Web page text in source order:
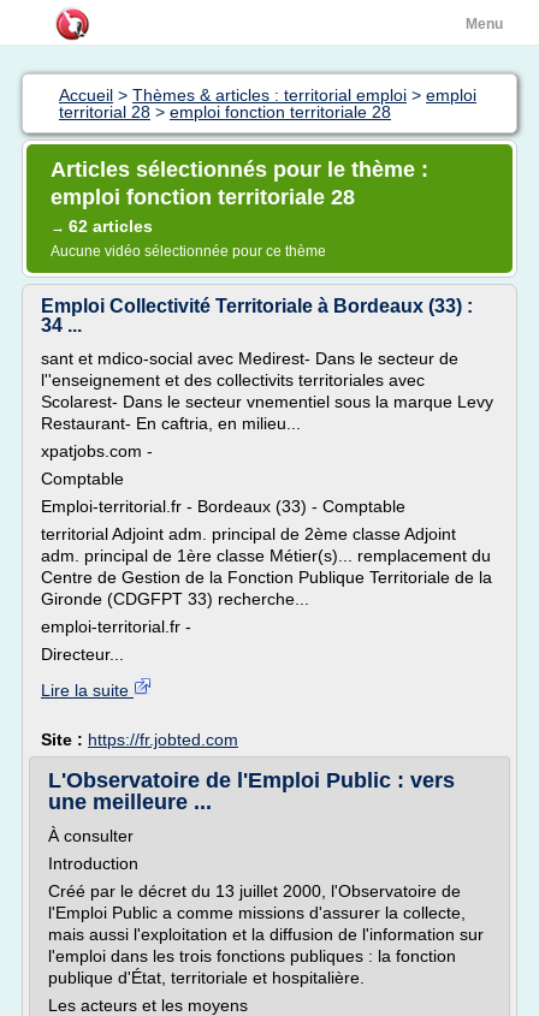
Menu
Accueil > Thèmes & articles : territorial emploi > emploi
territorial 28 > emploi fonction territoriale 28
Articles sélectionnés pour le thème :
emploi fonction territoriale 28
→ 62 articles
Aucune vidéo sélectionnée pour ce thème
Emploi Collectivité Territoriale à Bordeaux (33) :
34 ...
sant et mdico-social avec Medirest- Dans le secteur de
l''enseignement et des collectivits territoriales avec
Scolarest- Dans le secteur vnementiel sous la marque Levy
Restaurant- En caftria, en milieu...
xpatjobs.com -
Comptable
Emploi-territorial.fr - Bordeaux (33) - Comptable
territorial Adjoint adm. principal de 2ème classe Adjoint
adm. principal de 1ère classe Métier(s)... remplacement du
Centre de Gestion de la Fonction Publique Territoriale de la
Gironde (CDGFPT 33) recherche...
emploi-territorial.fr -
Directeur...
Lire la suite
Site : https://fr.jobted.com
L'Observatoire de l'Emploi Public : vers
une meilleure ...
À consulter
Introduction
Créé par le décret du 13 juillet 2000, l'Observatoire de
l'Emploi Public a comme missions d'assurer la collecte,
mais aussi l'exploitation et la diffusion de l'information sur
l'emploi dans les trois fonctions publiques : la fonction
publique d'État, territoriale et hospitalière.
Les acteurs et les moyens